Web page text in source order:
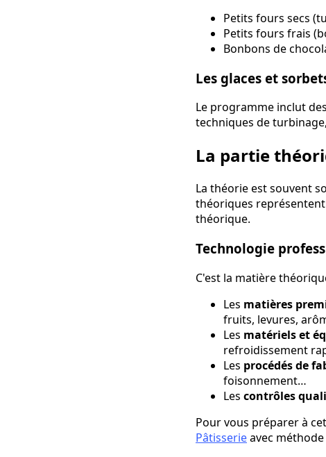
Petits fours secs
Petits fours frais
Bonbons de
Les glaces et
Le programme inclut
techniques de
La partie
La théorie est souvent
théoriques
théorique.
Technologie
C'est la matière
Les matières
fruits, levures,
Les matériels et
refroidissement
Les procédés de
foisonnement…
Les contrôles
Pour vous préparer à
Pâtisserieavec